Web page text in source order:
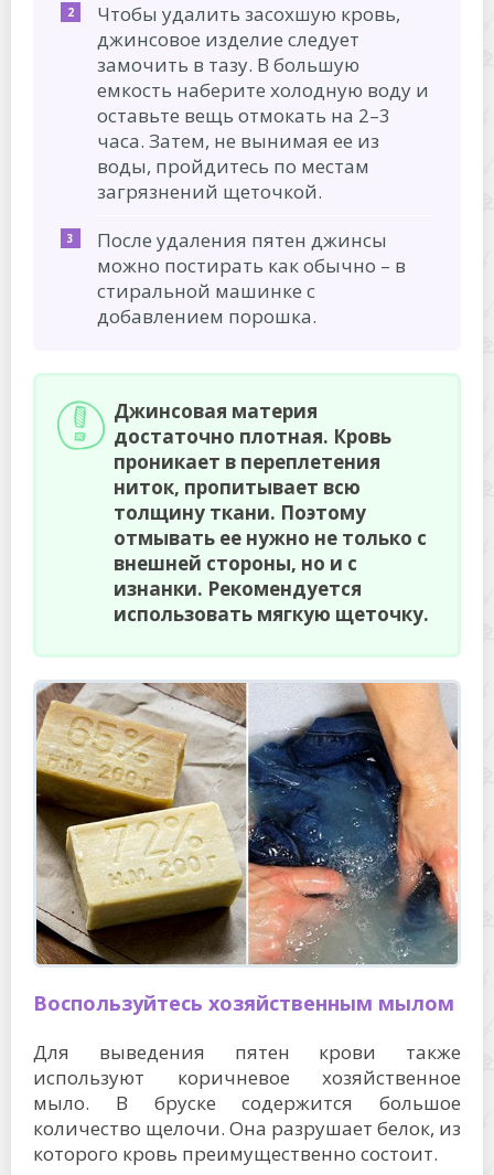
Чтобы удалить засохшую кровь,
джинсовое изделие следует
замочить в тазу. В большую
емкость наберите холодную воду и
оставьте вещь отмокать на 2–3
часа. Затем, не вынимая ее из
воды, пройдитесь по местам
загрязнений щеточкой.
После удаления пятен джинсы
можно постирать как обычно – в
стиральной машинке с
добавлением порошка.
Джинсовая материя
достаточно плотная. Кровь
проникает в переплетения
ниток, пропитывает всю
толщину ткани. Поэтому
отмывать ее нужно не только с
внешней стороны, но и с
изнанки. Рекомендуется
использовать мягкую щеточку.
Воспользуйтесь хозяйственным мылом
Для выведения пятен крови также
используют коричневое хозяйственное
мыло. В бруске содержится большое
количество щелочи. Она разрушает белок, из
которого кровь преимущественно состоит.